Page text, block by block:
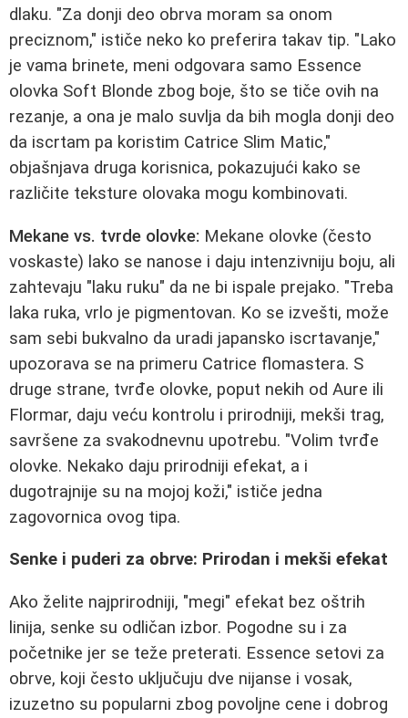
dlaku. "Za donji deo obrva moram sa onom
preciznom," ističe neko ko preferira takav tip. "Lako
je vama brinete, meni odgovara samo Essence
olovka Soft Blonde zbog boje, što se tiče ovih na
rezanje, a ona je malo suvlja da bih mogla donji deo
da iscrtam pa koristim Catrice Slim Matic,"
objašnjava druga korisnica, pokazujući kako se
različite teksture olovaka mogu kombinovati.
Mekane vs. tvrde olovke: Mekane olovke (često
voskaste) lako se nanose i daju intenzivniju boju, ali
zahtevaju "laku ruku" da ne bi ispale prejako. "Treba
laka ruka, vrlo je pigmentovan. Ko se izvešti, može
sam sebi bukvalno da uradi japansko iscrtavanje,"
upozorava se na primeru Catrice flomastera. S
druge strane, tvrđe olovke, poput nekih od Aure ili
Flormar, daju veću kontrolu i prirodniji, mekši trag,
savršene za svakodnevnu upotrebu. "Volim tvrđe
olovke. Nekako daju prirodniji efekat, a i
dugotrajnije su na mojoj koži," ističe jedna
zagovornica ovog tipa.
Senke i puderi za obrve: Prirodan i mekši efekat
Ako želite najprirodniji, "megi" efekat bez oštrih
linija, senke su odličan izbor. Pogodne su i za
početnike jer se teže preterati. Essence setovi za
obrve, koji često uključuju dve nijanse i vosak,
izuzetno su popularni zbog povoljne cene i dobrog